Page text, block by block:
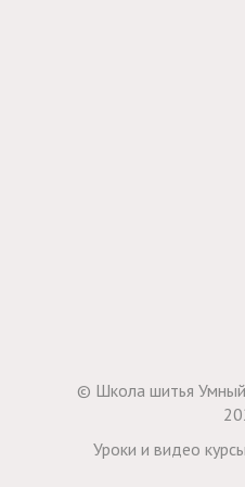
© Школа шитья
Уроки и видео